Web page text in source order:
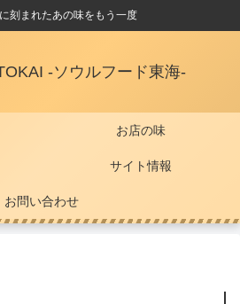
刻まれたあの味をもう一度
-ソウルフード東海-
お店の味
サイト情報
お問い合わせ